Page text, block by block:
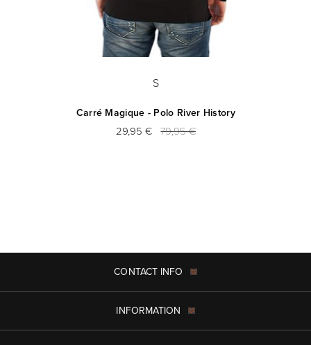
S
Carré Magique - Polo River History
29,95 € 79,95 €
CONTACT INFO
INFORMATION